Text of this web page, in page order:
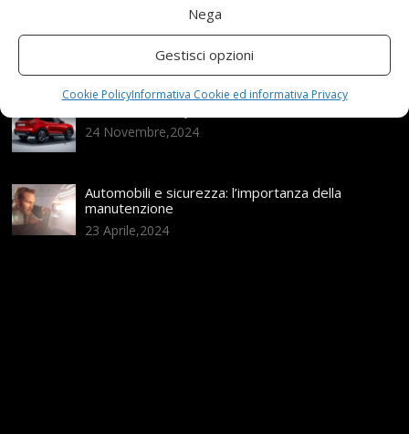
Nega
Gestisci opzioni
Cookie PolicyInformativa Cookie ed informativa Privacy
Range Rover: un’icona tra i luxury SUV
25 Novembre,2024
24 Novembre,2024
Automobili e sicurezza: l’importanza della
manutenzione
23 Aprile,2024